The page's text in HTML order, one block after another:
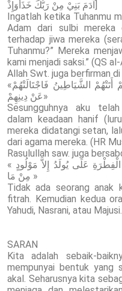
Ingatlah ketika Tuhanmu
Adam dari sulbi mereka
terhadap jiwa mereka
Tuhanmu?” Mereka
kami menjadi saksi.” (QS
Allah Swt. juga berfirman
«وَإِنِّي خَلَقْتُ عِبَادِي حُنَفَاءَ كُلَّهُمْ وَإِنَّهُمْ أَتَتْهُمْ الشَّيَاطِينُ فَاجْتَالَتْهُمْ
عَنْ دِينِهِمْ»
Sesungguhnya aku
dalam keadaan hanif
mereka didatangi setan,
dari agama mereka. (HR
Rasulullah saw. juga
« يُمَجِّسَانِهِ أَوْ وَيُنَصِّرَانِهِ يُهَوِّدَانِهِ فَأَبَوَاهُ الْفِطْرَةِ عَلَى يُولَدُ إِلاَّ مَوْلُودٍ
مِنْ مَا »
Tidak ada seorang anak
fitrah. Kemudian kedua
Yahudi, Nasrani, atau
SARAN
Kita adalah sebaik-
mempunyai bentuk yang
akal. Seharusnya kita